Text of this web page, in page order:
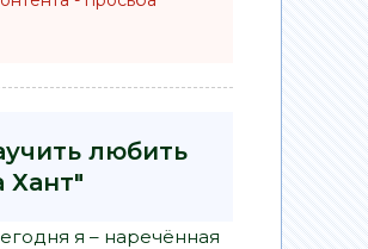
любить
Хант"
я – наречённая